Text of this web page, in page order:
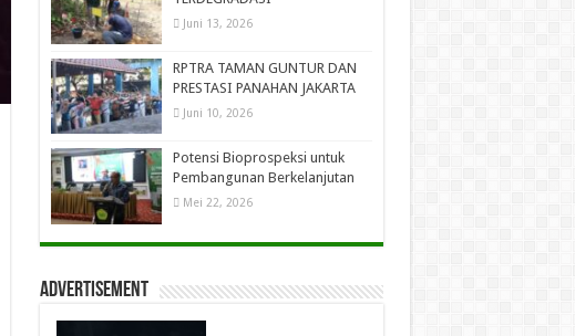
Juni 13, 2026
RPTRA TAMAN GUNTUR DAN
PRESTASI PANAHAN JAKARTA
Juni 10, 2026
Potensi Bioprospeksi untuk
Pembangunan Berkelanjutan
Mei 22, 2026
Advertisement